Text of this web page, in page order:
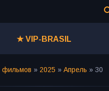
★ VIP-BRASIL
фильмов » 2025 » Апрель » 30